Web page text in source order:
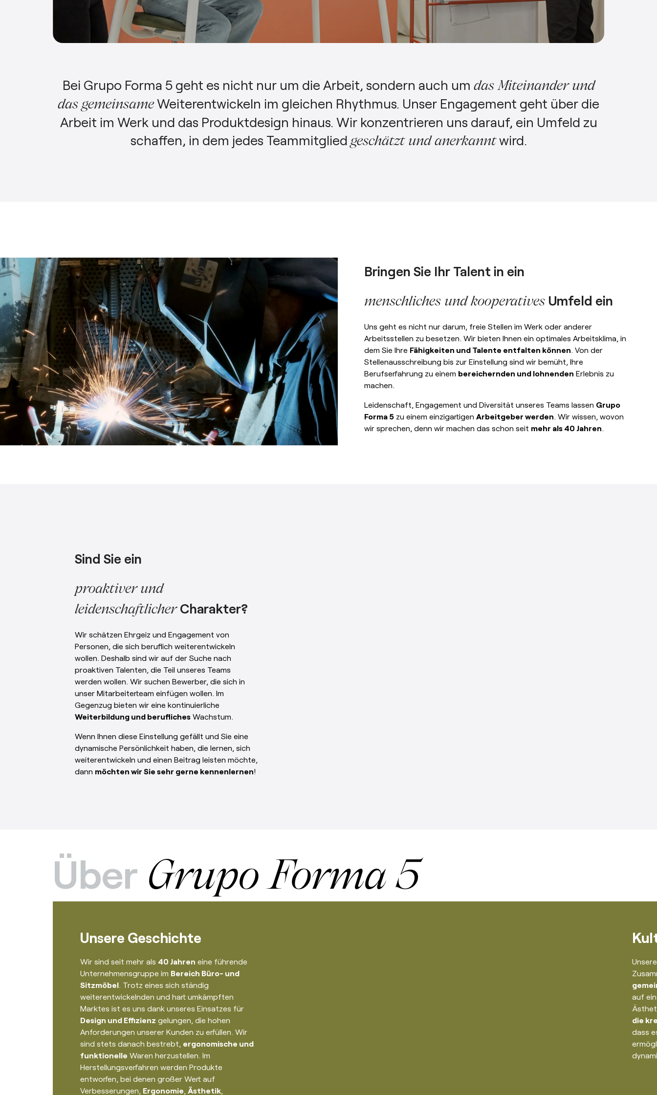
Bei Grupo Forma 5 geht es nicht nur um die Arbeit, sondern auch um das Miteinander und
das gemeinsameWeiterentwickeln im gleichen Rhythmus. Unser Engagement geht über die
Arbeit im Werk und das Produktdesign hinaus. Wir konzentrieren uns darauf, ein Umfeld zu
schaffen, in dem jedes Teammitglied geschätzt und anerkanntwird.
Bringen Sie Ihr Talent in ein
menschliches und kooperatives Umfeld ein
Uns geht es nicht nur darum, freie Stellen im Werk oder anderer
Arbeitsstellen zu besetzen. Wir bieten Ihnen ein optimales Arbeitsklima, in
dem Sie Ihre Fähigkeiten und Talente entfalten können. Von der
Stellenausschreibung bis zur Einstellung sind wir bemüht, Ihre
Berufserfahrung zu einem bereichernden und lohnenden Erlebnis zu
machen.
Leidenschaft, Engagement und Diversität unseres Teams lassen Grupo
Forma 5zu einem einzigartigen Arbeitgeber werden. Wir wissen, wovon
wir sprechen, denn wir machen das schon seit mehr als 40 Jahren.
Sind Sie ein
proaktiver und
leidenschaftlicherCharakter?
Wir schätzen Ehrgeiz und Engagement von
Personen, die sich beruflich weiterentwickeln
wollen. Deshalb sind wir auf der Suche nach
proaktiven Talenten, die Teil unseres Teams
werden wollen. Wir suchen Bewerber, die sich in
unser Mitarbeiterteam einfügen wollen. Im
Gegenzug bieten wir eine kontinuierliche
Weiterbildung und beruflichesWachstum.
Wenn Ihnen diese Einstellung gefällt und Sie eine
dynamische Persönlichkeit haben, die lernen, sich
weiterentwickeln und einen Beitrag leisten möchte,
dann möchten wir Sie sehr gerne kennenlernen!
Über Grupo Forma 5
Unsere Geschichte
Wir sind seit mehr als 40 Jahren eine führende
Unternehmensgruppe im Bereich Büro- und
Sitzmöbel. Trotz eines sich ständig
weiterentwickelnden und hart umkämpften
Marktes ist es uns dank unseres Einsatzes für
Design und Effizienz gelungen, die hohen
Anforderungen unserer Kunden zu erfüllen. Wir
sind stets danach bestrebt, ergonomische und
funktionelle Waren herzustellen. Im
Herstellungsverfahren werden Produkte
entworfen, bei denen großer Wert auf
Verbesserungen, Ergonomie, Ästhetik,
auf
die
dass